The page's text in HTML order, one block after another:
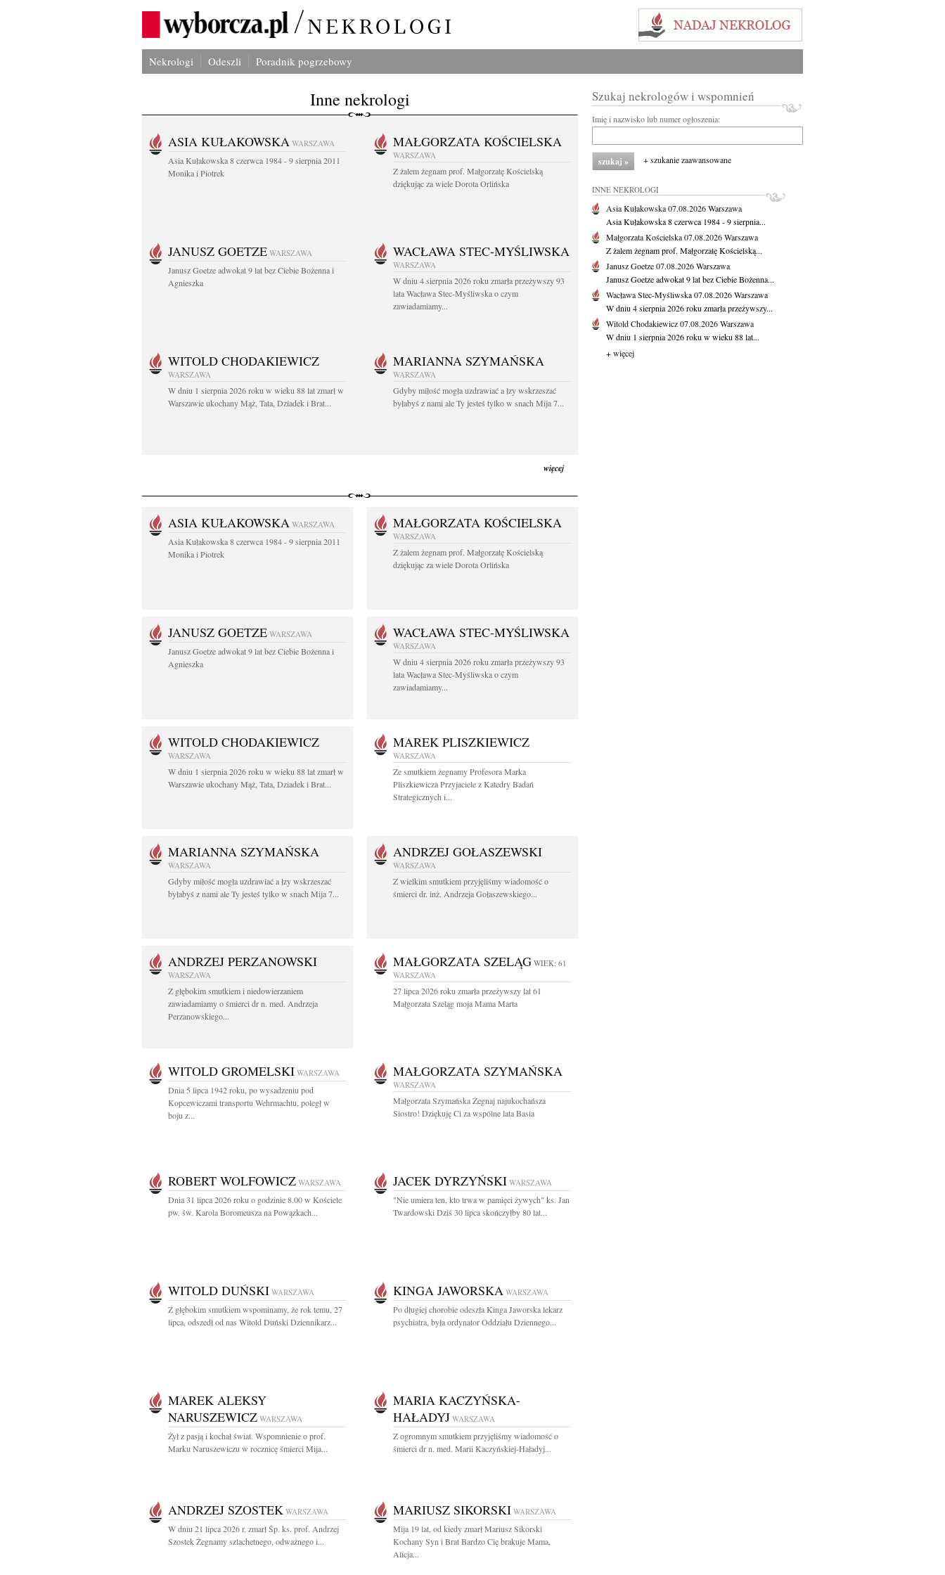
Nekrologi Odeszli Poradnik pogrzebowy
Inne nekrologi
ASIA KUŁAKOWSKA WARSZAWA
Asia Kułakowska 8 czerwca 1984 - 9 sierpnia 2011
Monika i Piotrek
MAŁGORZATA KOŚCIELSKA
WARSZAWA
Z żalem żegnam prof. Małgorzatę Kościelską
dziękując za wiele Dorota Orlińska
JANUSZ GOETZE WARSZAWA
Janusz Goetze adwokat 9 lat bez Ciebie Bożenna i
Agnieszka
WACŁAWA STEC-MYŚLIWSKA
WARSZAWA
W dniu 4 sierpnia 2026 roku zmarła przeżywszy 93
lata Wacława Stec-Myśliwska o czym
zawiadamiamy...
WITOLD CHODAKIEWICZ
WARSZAWA
W dniu 1 sierpnia 2026 roku w wieku 88 lat zmarł w
Warszawie ukochany Mąż, Tata, Dziadek i Brat...
MARIANNA SZYMAŃSKA
WARSZAWA
Gdyby miłość mogła uzdrawiać a łzy wskrzeszać
byłabyś z nami ale Ty jesteś tylko w snach Mija 7...
więcej
ASIA KUŁAKOWSKA WARSZAWA
Asia Kułakowska 8 czerwca 1984 - 9 sierpnia 2011
Monika i Piotrek
MAŁGORZATA KOŚCIELSKA
WARSZAWA
Z żalem żegnam prof. Małgorzatę Kościelską
dziękując za wiele Dorota Orlińska
JANUSZ GOETZE WARSZAWA
Janusz Goetze adwokat 9 lat bez Ciebie Bożenna i
Agnieszka
WACŁAWA STEC-MYŚLIWSKA
WARSZAWA
W dniu 4 sierpnia 2026 roku zmarła przeżywszy 93
lata Wacława Stec-Myśliwska o czym
zawiadamiamy...
WITOLD CHODAKIEWICZ
WARSZAWA
W dniu 1 sierpnia 2026 roku w wieku 88 lat zmarł w
Warszawie ukochany Mąż, Tata, Dziadek i Brat...
MAREK PLISZKIEWICZ
WARSZAWA
Ze smutkiem żegnamy Profesora Marka
Pliszkiewicza Przyjaciele z Katedry Badań
Strategicznych i...
MARIANNA SZYMAŃSKA
WARSZAWA
Gdyby miłość mogła uzdrawiać a łzy wskrzeszać
byłabyś z nami ale Ty jesteś tylko w snach Mija 7...
ANDRZEJ GOŁASZEWSKI
WARSZAWA
Z wielkim smutkiem przyjęliśmy wiadomość o
śmierci dr. inż. Andrzeja Gołaszewskiego...
ANDRZEJ PERZANOWSKI
WARSZAWA
Z głębokim smutkiem i niedowierzaniem
zawiadamiamy o śmierci dr n. med. Andrzeja
Perzanowskiego...
MAŁGORZATA SZELĄG WIEK: 61
WARSZAWA
27 lipca 2026 roku zmarła przeżywszy lat 61
Małgorzata Szeląg moja Mama Marta
WITOLD GROMELSKI WARSZAWA
Dnia 5 lipca 1942 roku, po wysadzeniu pod
Kopcewiczami transportu Wehrmachtu, poległ w
boju z...
MAŁGORZATA SZYMAŃSKA
WARSZAWA
Małgorzata Szymańska Żegnaj najukochańsza
Siostro! Dziękuję Ci za wspólne lata Basia
ROBERT WOLFOWICZ WARSZAWA
Dnia 31 lipca 2026 roku o godzinie 8.00 w Kościele
pw. św. Karola Boromeusza na Powązkach...
JACEK DYRZYŃSKI WARSZAWA
"Nie umiera ten, kto trwa w pamięci żywych" ks. Jan
Twardowski Dziś 30 lipca skończyłby 80 lat...
WITOLD DUŃSKI WARSZAWA
Z głębokim smutkiem wspominamy, że rok temu, 27
lipca, odszedł od nas Witold Duński Dziennikarz...
KINGA JAWORSKA WARSZAWA
Po długiej chorobie odeszła Kinga Jaworska lekarz
psychiatra, była ordynator Oddziału Dziennego...
MAREK ALEKSY
NARUSZEWICZ WARSZAWA
Żył z pasją i kochał świat. Wspomnienie o prof.
Marku Naruszewiczu w rocznicę śmierci Mija...
MARIA KACZYŃSKA-
HAŁADYJ WARSZAWA
Z ogromnym smutkiem przyjęliśmy wiadomość o
śmierci dr n. med. Marii Kaczyńskiej-Haładyj...
ANDRZEJ SZOSTEK WARSZAWA
W dniu 21 lipca 2026 r. zmarł Śp. ks. prof. Andrzej
Szostek Żegnamy szlachetnego, odważnego i...
MARIUSZ SIKORSKI WARSZAWA
Mija 19 lat, od kiedy zmarł Mariusz Sikorski
Kochany Syn i Brat Bardzo Cię brakuje Mama,
Alicja...
Szukaj nekrologów i wspomnień
Imię i nazwisko lub numer ogłoszenia:
+ szukanie zaawansowane
INNE NEKROLOGI
Asia Kułakowska07.08.2026Warszawa
Asia Kułakowska 8 czerwca 1984 - 9 sierpnia...
Małgorzata Kościelska07.08.2026Warszawa
Z żalem żegnam prof. Małgorzatę Kościelską...
Janusz Goetze07.08.2026Warszawa
Janusz Goetze adwokat 9 lat bez Ciebie Bożenna...
Wacława Stec-Myśliwska07.08.2026Warszawa
W dniu 4 sierpnia 2026 roku zmarła przeżywszy...
Witold Chodakiewicz07.08.2026Warszawa
W dniu 1 sierpnia 2026 roku w wieku 88 lat...
+ więcej